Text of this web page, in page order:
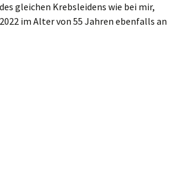
gleichen Krebsleidens wie bei mir,
im Alter von 55 Jahren ebenfalls an